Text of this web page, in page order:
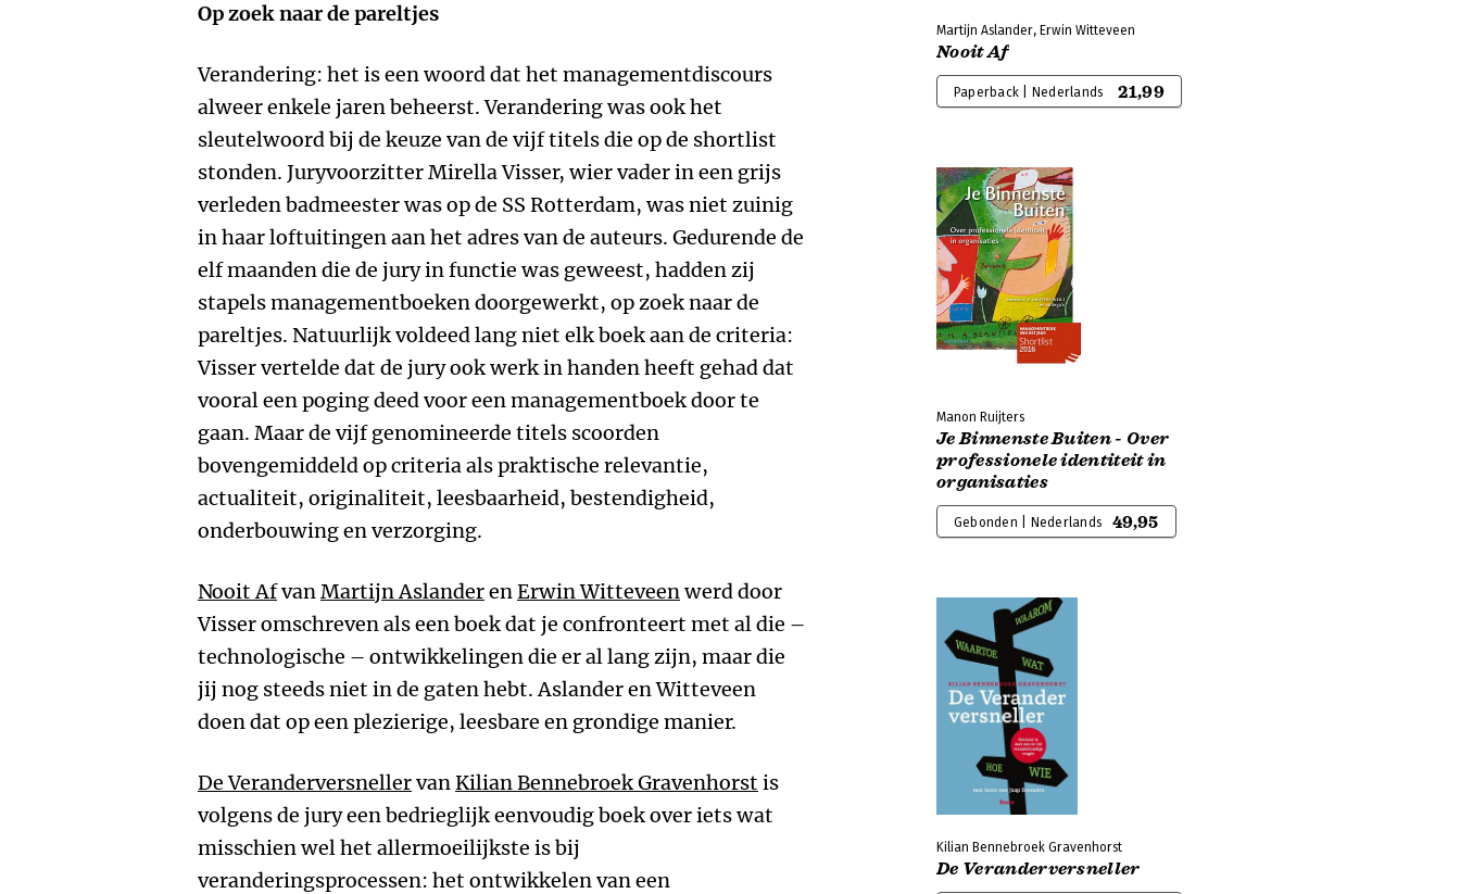
Op zoek naar de pareltjes
Verandering: het is een woord dat het managementdiscours
alweer enkele jaren beheerst. Verandering was ook het
sleutelwoord bij de keuze van de vijf titels die op de shortlist
stonden. Juryvoorzitter Mirella Visser, wier vader in een grijs
verleden badmeester was op de SS Rotterdam, was niet zuinig
in haar loftuitingen aan het adres van de auteurs. Gedurende de
elf maanden die de jury in functie was geweest, hadden zij
stapels managementboeken doorgewerkt, op zoek naar de
pareltjes. Natuurlijk voldeed lang niet elk boek aan de criteria:
Visser vertelde dat de jury ook werk in handen heeft gehad dat
vooral een poging deed voor een managementboek door te
gaan. Maar de vijf genomineerde titels scoorden
bovengemiddeld op criteria als praktische relevantie,
actualiteit, originaliteit, leesbaarheid, bestendigheid,
onderbouwing en verzorging.
Nooit AfvanMartijn AslanderenErwin Witteveenwerd door
Visser omschreven als een boek dat je confronteert met al die –
technologische – ontwikkelingen die er al lang zijn, maar die
jij nog steeds niet in de gaten hebt. Aslander en Witteveen
doen dat op een plezierige, leesbare en grondige manier.
De VeranderversnellervanKilian Bennebroek Gravenhorst is
volgens de jury een bedrieglijk eenvoudig boek over iets wat
misschien wel het allermoeilijkste is bij
veranderingsprocessen: het ontwikkelen van een
Martijn Aslander, Erwin Witteveen
Nooit Af
Paperback | Nederlands 21,99
Manon Ruijters
Je Binnenste Buiten - Over
professionele identiteit in
organisaties
Gebonden | Nederlands 49,95
Kilian Bennebroek Gravenhorst
De Veranderversneller